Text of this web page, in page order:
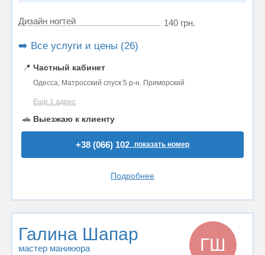
Дизайн ногтей 140 грн.
➡️ Все услуги и цены (26)
📍 Частный кабинет
Одесса, Матросский спуск 5 р-н. Приморский
Ещё 1 адрес
🚗 Выезжаю к клиенту
+38 (066) 102..показать номер
Подробнее
Галина Шапар
мастер маникюра ГШ